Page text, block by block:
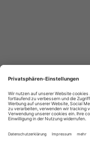
turismo,
Tourismus
Nachrichten,
новости
туризма,
travel